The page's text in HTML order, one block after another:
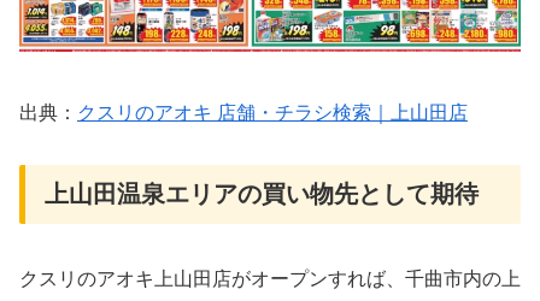
出典： クスリのアオキ 店舗・チラシ検索｜上山田店
上山田温泉エリアの買い物先として期待
クスリのアオキ上山田店がオープンすれば、千曲市内の上